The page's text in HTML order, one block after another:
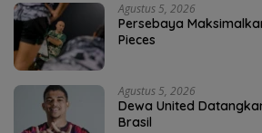
Agustus 5, 2026
Persebaya
Pieces
Agustus 5, 2026
Dewa United
Brasil